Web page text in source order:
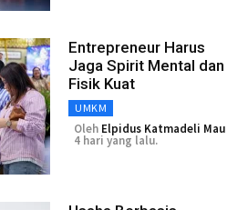
Entrepreneur Harus
Jaga Spirit Mental dan
Fisik Kuat
UMKM
Oleh Elpidus Katmadeli Mau
4 hari yang lalu.